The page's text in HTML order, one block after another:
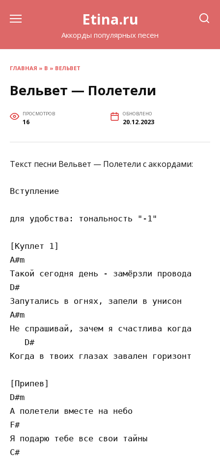
Etina.ru
Аккорды популярных песен
ГЛАВНАЯ » В » ВЕЛЬВЕТ
Вельвет — Полетели
ПРОСМОТРОВ
16
ОБНОВЛЕНО
20.12.2023
Текст песни Вельвет — Полетели с аккордами:
Вступление
для удобства: тональность "-1"
[Куплет 1]
A#m
Такой сегодня день - замёрзли провода
D#
Запутались в огнях, запели в унисон
A#m
Не спрашивай, зачем я счастлива когда
D#
Когда в твоих глазах завален горизонт
[Припев]
D#m
А полетели вместе на небо
F#
Я подарю тебе все свои тайны
C#